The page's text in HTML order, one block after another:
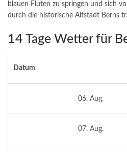
blauen Fluten zu springen und sich
durch die historische Altstadt Berns
14 Tage Wetter für
Datum
06. Aug.
07. Aug.